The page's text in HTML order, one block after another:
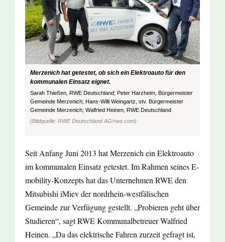
Merzenich hat getestet, ob sich ein Elektroauto für den
kommunalen Einsatz eignet.
Sarah Thießen, RWE Deutschland; Peter Harzheim, Bürgermeister
Gemeinde Merzenich; Hans-Willi Weingartz, stv. Bürgermeister
Gemeinde Merzenich; Walfried Heinen, RWE Deutschland
(Bildquelle: RWE Deutschland AG/rwe.com)
Seit Anfang Juni 2013 hat Merzenich ein Elektroauto
im kommunalen Einsatz getestet. Im Rahmen seines E-
mobility-Konzepts hat das Unternehmen RWE den
Mitsubishi iMiev der nordrhein-westfälischen
Gemeinde zur Verfügung gestellt. „Probieren geht über
Studieren“, sagt RWE Kommunalbetreuer Walfried
Heinen. „Da das elektrische Fahren zurzeit gefragt ist,